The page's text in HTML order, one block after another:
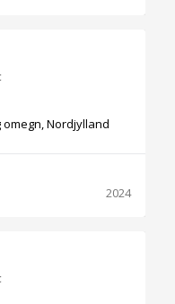
Nordjylland
2024